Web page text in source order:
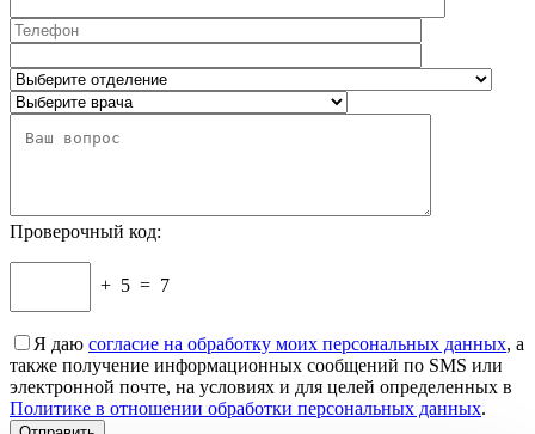
Проверочный код:
+ 5 = 7
Я даю согласие на обработку моих персональных данных, а
также получение информационных сообщений по SMS или
электронной почте, на условиях и для целей определенных в
Политике в отношении обработки персональных данных.